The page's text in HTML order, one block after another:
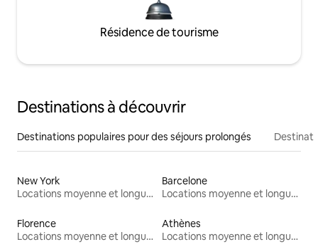
Résidence de tourisme
Destinations à découvrir
Destinations populaires pour des séjours prolongés
New York
Locations moyenne et longue durée
Barcelone
Locations moyenne et longue durée
Florence
Locations moyenne et longue durée
Athènes
Locations moyenne et longue durée